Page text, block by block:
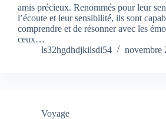
amis précieux. Renommés pour leur
l’écoute et leur sensibilité, ils sont
comprendre et de résonner avec les
ceux…
ls32hgdhdjkilsdi54
novembre
Voyage